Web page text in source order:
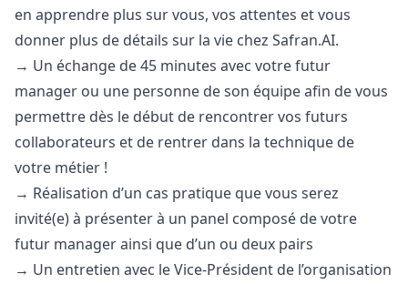
en apprendre plus sur vous, vos attentes et vous
donner plus de détails sur la vie chez Safran.AI.
→ Un échange de 45 minutes avec votre futur
manager ou une personne de son équipe afin de vous
permettre dès le début de rencontrer vos futurs
collaborateurs et de rentrer dans la technique de
votre métier !
→ Réalisation d’un cas pratique que vous serez
invité(e) à présenter à un panel composé de votre
futur managerainsi que d’un ou deux pairs
→ Un entretien avec le Vice-Président de l’organisation